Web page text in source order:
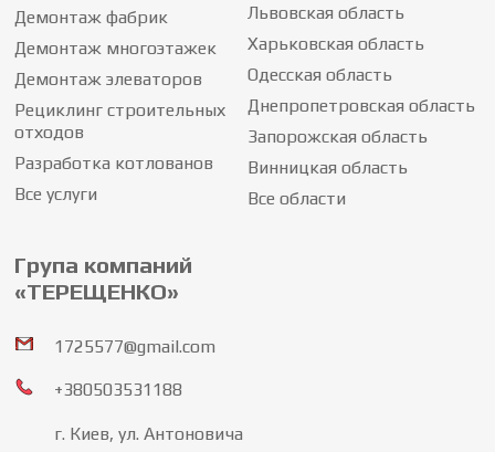
Демонтаж фабрик
Демонтаж многоэтажек
Демонтаж элеваторов
Рециклинг строительных
отходов
Разработка котлованов
Все услуги
Львовская область
Харьковская область
Одесская область
Днепропетровская область
Запорожская область
Винницкая область
Все области
Група компаний
«ТЕРЕЩЕНКО»
1725577@gmail.com
+380503531188
г. Киев, ул. Антоновича